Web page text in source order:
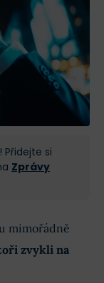
si
Zprávy
mimořádně
zvykli na